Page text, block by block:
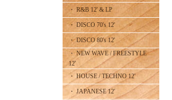
・ R&B 12' & LP
・ DISCO 70's 12'
・ DISCO 80's 12'
・ NEW WAVE / FREESTYLE
12'
・ HOUSE / TECHNO 12'
・ JAPANESE 12'